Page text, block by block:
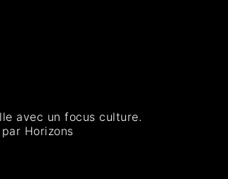
avec un focus culture.
Horizons